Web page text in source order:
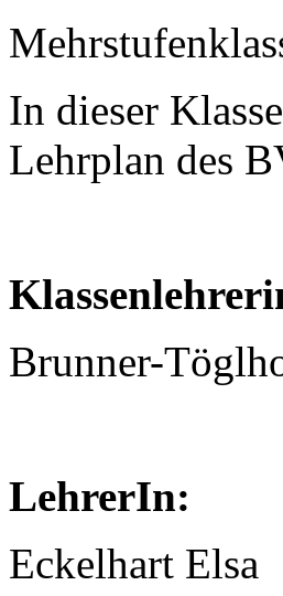
In dieser
Lehrplan des
Brunner-
LehrerIn:
Eckelhart Elsa